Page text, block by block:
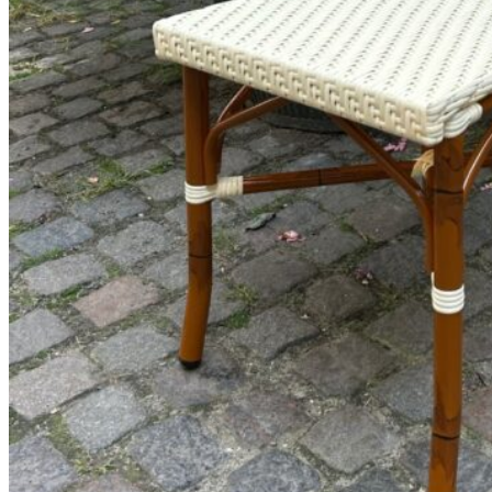
180DKKTilføj til kurv
98
Se kurvKasse